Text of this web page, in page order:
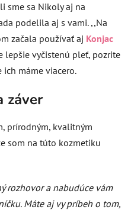
sme sa Nikoly aj na
podelila aj s vami. ,,Na
začala používať aj Konjac
lepšie vyčistenú pleť, pozrite
ich máme viacero.
záver
prírodným, kvalitným
som na túto kozmetiku
rozhovor a nabudúce vám
Máte aj vy príbeh o tom,